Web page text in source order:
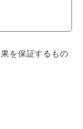
を保証するもの